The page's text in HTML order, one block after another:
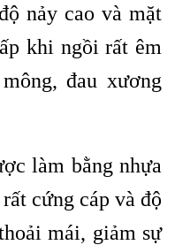
nảy cao và mặt
khi ngồi rất êm
đau xương
làm bằng nhựa
cứng cáp và độ
mái, giảm sự